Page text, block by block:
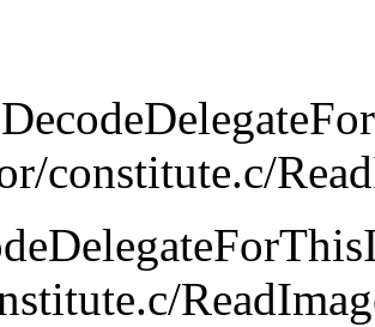
constitute.c/